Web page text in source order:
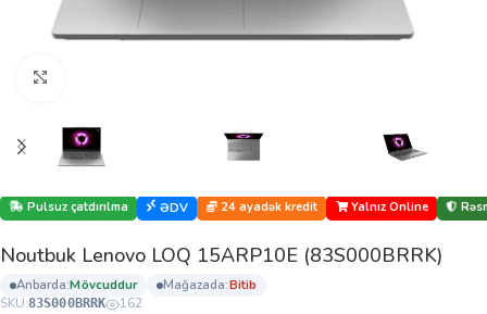
Pulsuz çatdırılma ƏDV 24 ayadək kredit Yalnız Online
Noutbuk Lenovo LOQ 15ARP10E (83S000BRRK)
anbarda: mövcuddur mağazada:
bi̇ti̇b
SKU:83S000BRRK 162